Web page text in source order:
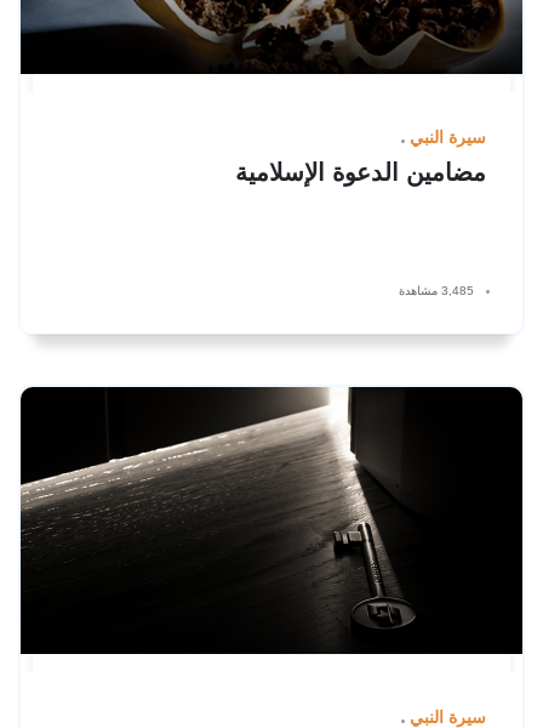
سيرة النبي
مضامين الدعوة الإسلامية
3,485 مشاهدة
سيرة النبي